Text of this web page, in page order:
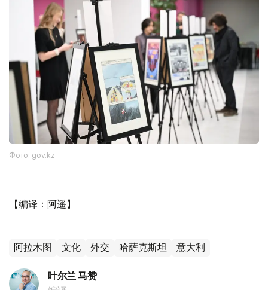
Фото: gov.kz
【编译：阿遥】
阿拉木图 文化 外交 哈萨克斯坦 意大利
叶尔兰 马赞